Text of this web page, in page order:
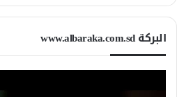
البركة www.albaraka.com.sd